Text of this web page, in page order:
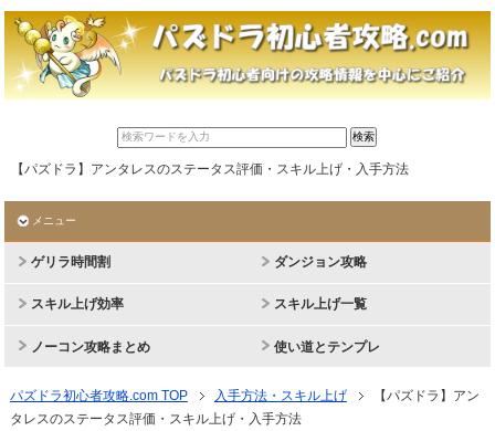
【パズドラ】アンタレスのステータス評価・スキル上げ・入手方法
メニュー
ゲリラ時間割 ダンジョン攻略
スキル上げ効率 スキル上げ一覧
ノーコン攻略まとめ 使い道とテンプレ
パズドラ初心者攻略.com TOP 入手方法・スキル上げ
【パズドラ】アン
タレスのステータス評価・スキル上げ・入手方法